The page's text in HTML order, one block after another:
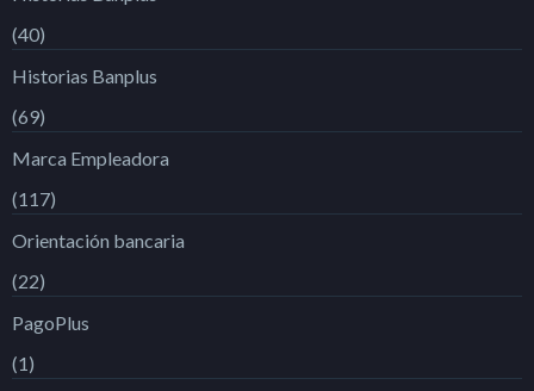
(40)
Historias Banplus
(69)
Marca Empleadora
(117)
Orientación bancaria
(22)
PagoPlus
(1)